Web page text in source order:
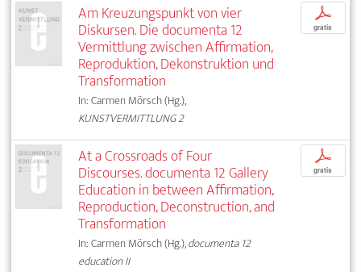
Am Kreuzungspunkt von vier
Diskursen. Die documenta 12
Vermittlung zwischen Affirmation,
Reproduktion, Dekonstruktion und
Transformation
In: Carmen Mörsch (Hg.),
KUNSTVERMITTLUNG 2
p
gratis
At a Crossroads of Four
Discourses. documenta 12 Gallery
Education in between Affirmation,
Reproduction, Deconstruction, and
Transformation
In: Carmen Mörsch (Hg.),documenta 12
education II
p
gratis